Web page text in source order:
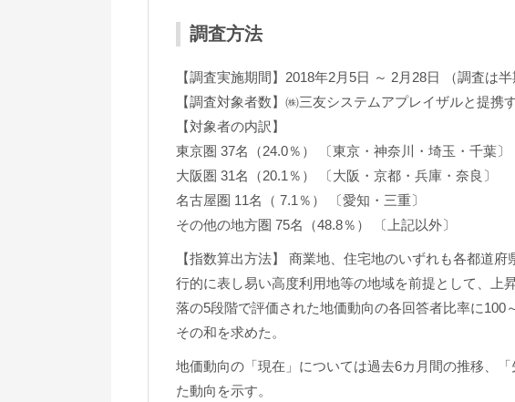
調査方法
【調査実施期間】2018年2月5日 ～ 2月28日 （調査は半
【調査対象者数】㈱三友システムアプレイザルと提携
【対象者の内訳】
東京圏 37名（24.0％） 〔東京・神奈川・埼玉・千葉〕
大阪圏 31名（20.1％） 〔大阪・京都・兵庫・奈良〕
名古屋圏 11名（ 7.1％） 〔愛知・三重〕
その他の地方圏 75名（48.8％） 〔上記以外〕
【指数算出方法】 商業地、住宅地のいずれも各都道
行的に表し易い高度利用地等の地域を前提として、上
落の5段階で評価された地価動向の各回答者比率に100
その和を求めた。
地価動向の「現在」については過去6カ月間の推移、
た動向を示す。